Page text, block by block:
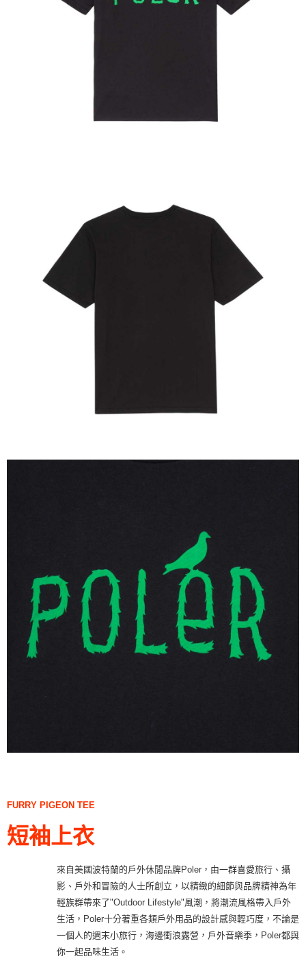
FURRY PIGEON TEE
短袖上衣
來自美國波特蘭的戶外休閒品牌Poler，由一群喜愛旅行、攝
影、戶外和冒險的人士所創立，以精緻的細節與品牌精神為年
輕族群帶來了"Outdoor Lifestyle"風潮，將潮流風格帶入戶外
生活，Poler十分著重各類戶外用品的設計感與輕巧度，不論是
一個人的週末小旅行，海邊衝浪露營，戶外音樂季，Poler都與
你一起品味生活。